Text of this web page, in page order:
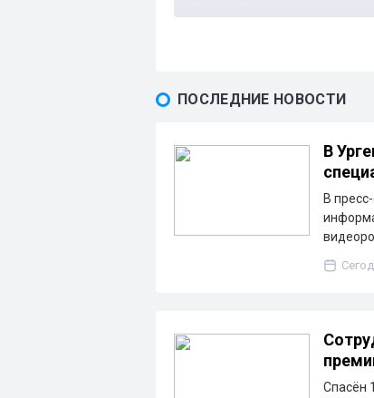
ПОСЛЕДНИЕ НОВОСТИ
В
В
Спасён